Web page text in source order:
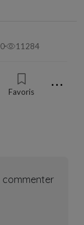
11284
Favoris ⋯
commenter